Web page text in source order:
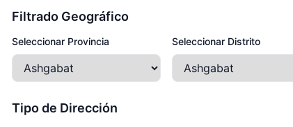
Filtrado Geográfico
Seleccionar Provincia Seleccionar Distrito
Tipo de Dirección